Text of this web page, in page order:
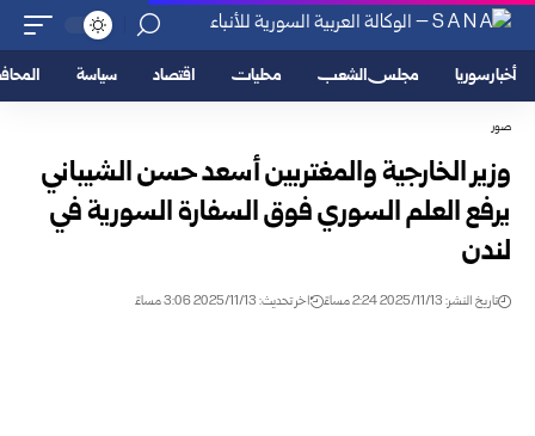
أخبار سوريا مجلس الشعب محليات اقتصاد سياسة
صور
وزير الخارجية والمغتربين أسعد حسن الشيباني
يرفع العلم السوري فوق السفارة السورية في
لندن
تاريخ النشر: 2025/11/13 2:24 مساءً اخر تحديث: 2025/11/13 3:06 مساءً